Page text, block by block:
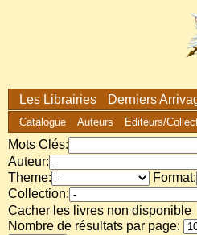
Les Librairies Derniers
Catalogue Auteurs Editeurs/
Mots Clés:
Auteur:
Theme:
Format:
Collection:
Cacher les livres non disponible
Nombre de résultats par page: